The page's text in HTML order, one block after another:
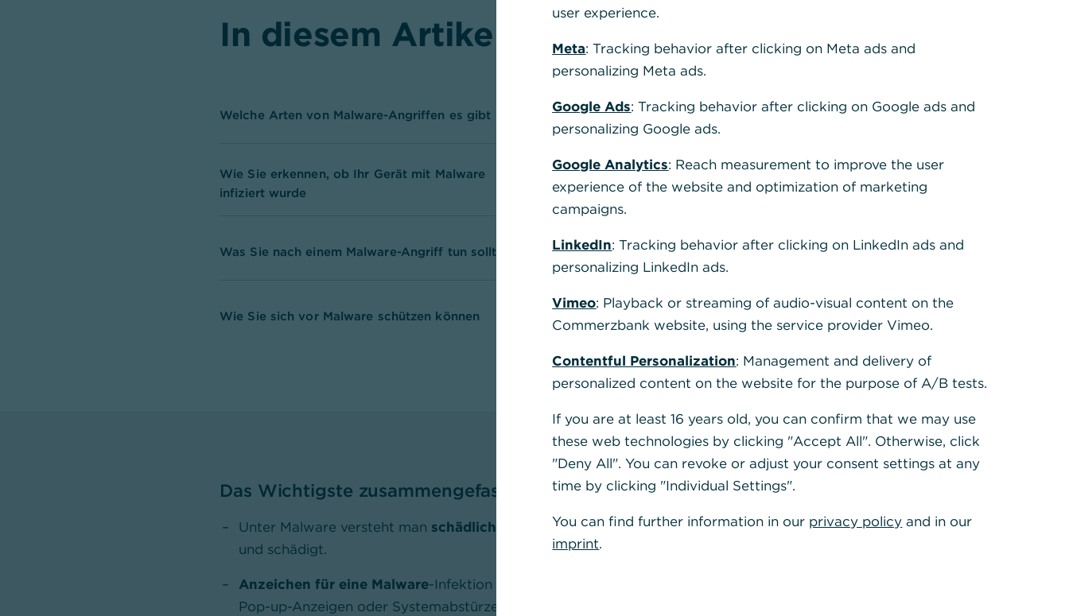
In diesem Artikel erfahren Sie:
Welche Arten von Malware-Angriffen es gibt
Wie Sie erkennen, ob Ihr Gerät mit Malware
infiziert wurde
Was Sie nach einem Malware-Angriff tun sollten
Wie Sie sich vor Malware schützen können
Das Wichtigste zusammengefasst:
Unter Malware versteht man schädliche Software, die Computersysteme sabotiert
und schädigt.
Anzeichen für eine Malware-Infektion können eine Überhitzung des Computers,
Pop-up-Anzeigen oder Systemabstürze sein.
user experience.
Meta: Tracking behavior after clicking on Meta ads and
personalizing Meta ads.
Google Ads: Tracking behavior after clicking on Google ads and
personalizing Google ads.
Google Analytics: Reach measurement to improve the user
experience of the website and optimization of marketing
campaigns.
LinkedIn: Tracking behavior after clicking on LinkedIn ads and
personalizing LinkedIn ads.
Vimeo: Playback or streaming of audio-visual content on the
Commerzbank website, using the service provider Vimeo.
Contentful Personalization: Management and delivery of
personalized content on the website for the purpose of A/B tests.
If you are at least 16 years old, you can confirm that we may use
these web technologies by clicking "Accept All". Otherwise, click
"Deny All". You can revoke or adjust your consent settings at any
time by clicking "Individual Settings".
You can find further information in our privacy policy and in our
imprint.